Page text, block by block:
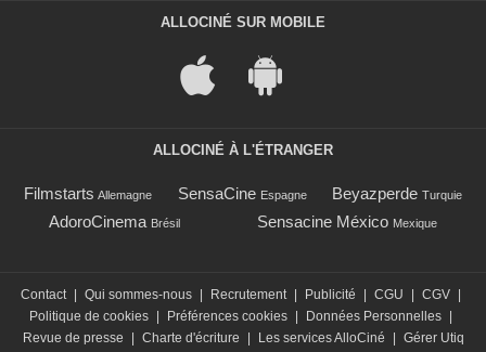
ALLOCINÉ SUR MOBILE
ALLOCINÉ À L'ÉTRANGER
Filmstarts Allemagne SensaCine Espagne Beyazperde Turquie
AdoroCinema Brésil Sensacine México Mexique
Contact | Qui sommes-nous | Recrutement | Publicité | CGU | CGV |
Politique de cookies | Préférences cookies | Données Personnelles |
Revue de presse
| Charte d'écriture | Les services AlloCiné | Gérer Utiq